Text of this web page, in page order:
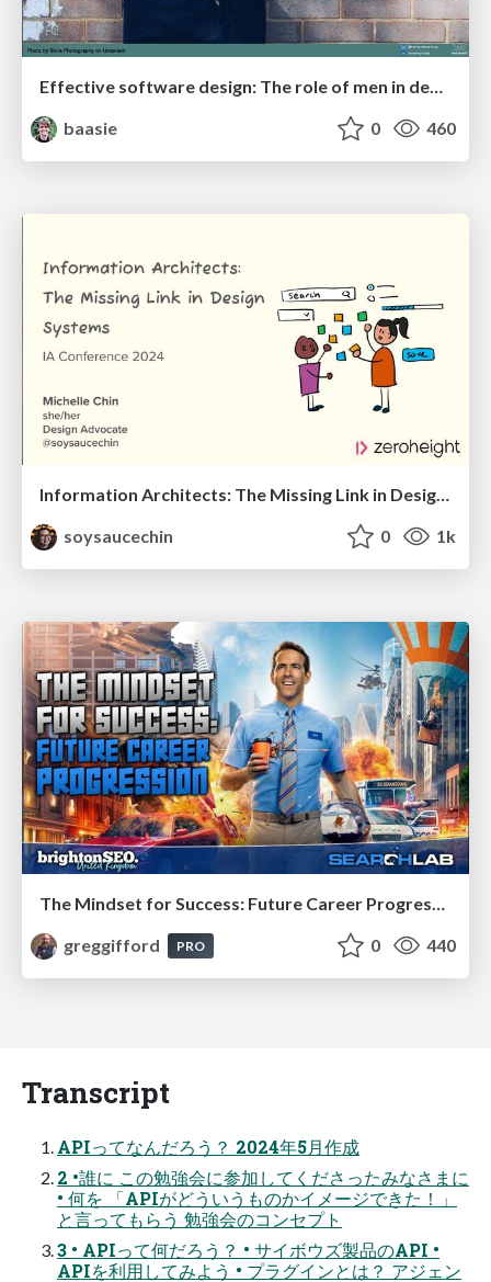
Effective software design: The role of men in debugging patriarchy in IT @ Voxxed Days AMS
baasie
0 460
Information Architects: The Missing Link in Design Systems
soysaucechin
0 1k
greggifford
PRO 0 440
Transcript
APIってなんだろう？ 2024年5月作成
2 •誰に この勉強会に参加してくださったみなさまに
• 何を 「APIがどういうものかイメージできた！」
と言ってもらう 勉強会のコンセプト
3 • APIって何だろう？ • サイボウズ製品のAPI •
APIを利用してみよう • プラグインとは？ アジェン